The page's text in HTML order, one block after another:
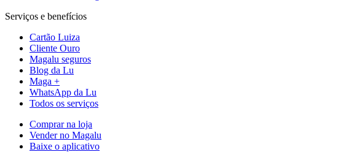
Serviços e benefícios
Cartão Luiza
Cliente Ouro
Magalu seguros
Blog da Lu
Maga +
WhatsApp da Lu
Todos os serviços
Comprar na loja
Vender no Magalu
Baixe o aplicativo